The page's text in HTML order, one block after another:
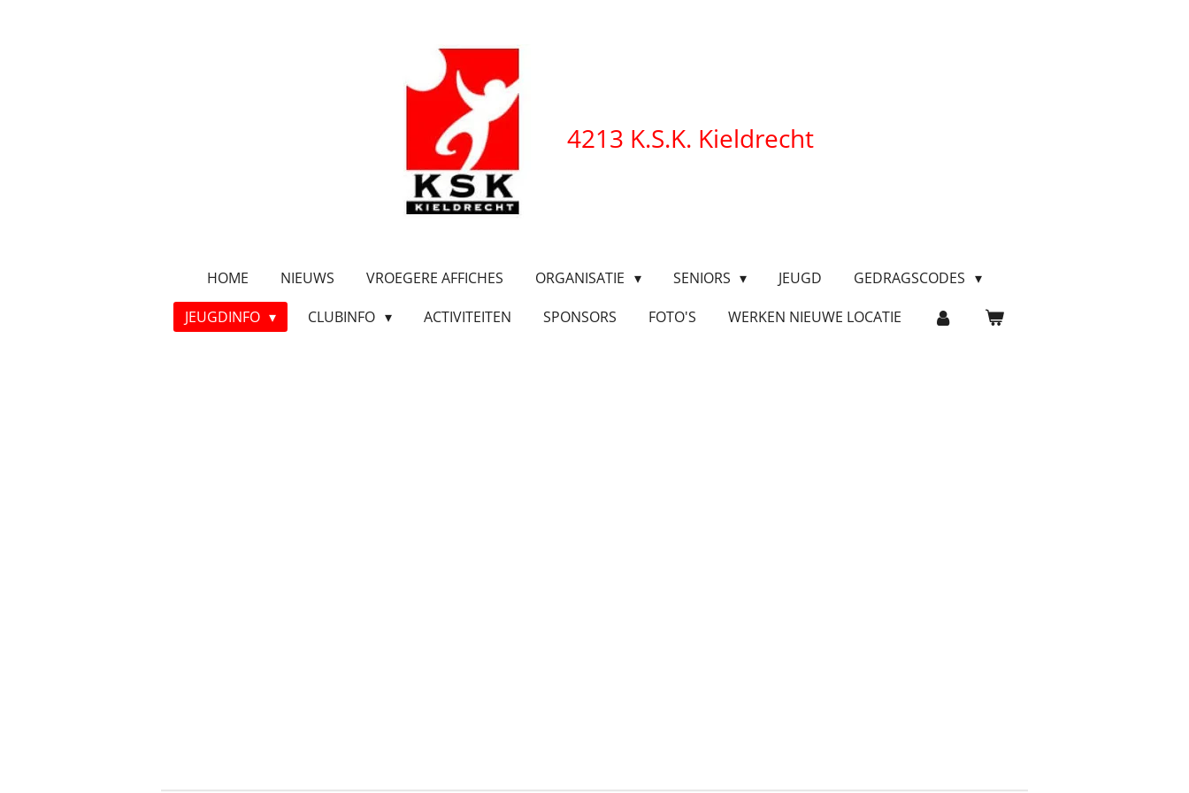
4213 K.S.K. Kieldrecht
HOME NIEUWS VROEGERE AFFICHES ORGANISATIE SENIORS JEUGD
GEDRAGSCODES
JEUGDINFO
CLUBINFO ACTIVITEITEN SPONSORS FOTO'S WERKEN NIEUWE LOCATIE